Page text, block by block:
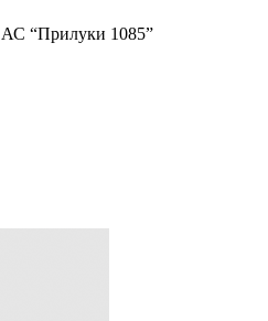
АС “Прилуки 1085”